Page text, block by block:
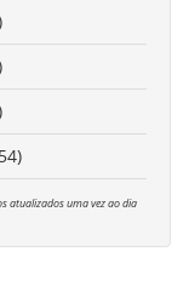
atualizados uma vez ao dia